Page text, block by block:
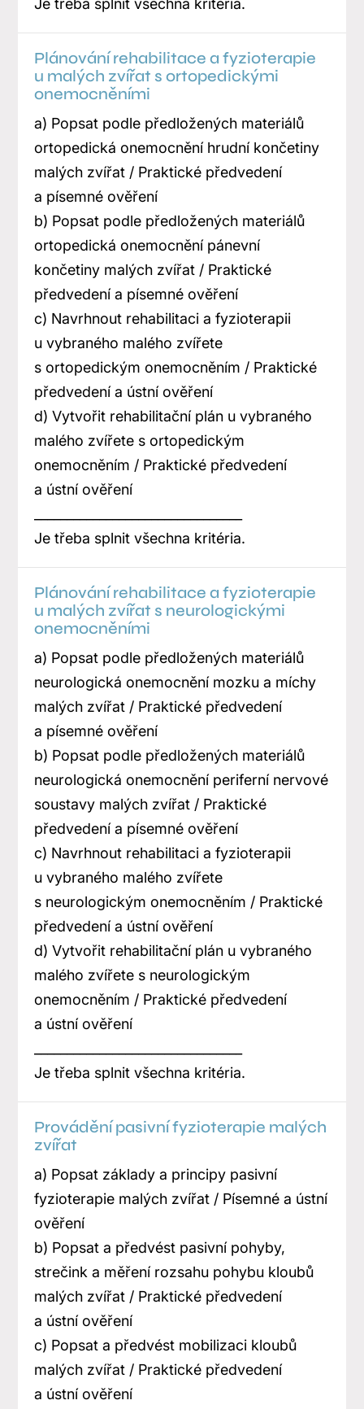
Je třeba splnit všechna kritéria.
Plánování rehabilitace a fyzioterapie
u malých zvířat s ortopedickými
onemocněními
a) Popsat podle předložených materiálů
ortopedická onemocnění hrudní končetiny
malých zvířat / Praktické předvedení
a písemné ověření
b) Popsat podle předložených materiálů
ortopedická onemocnění pánevní
končetiny malých zvířat / Praktické
předvedení a písemné ověření
c) Navrhnout rehabilitaci a fyzioterapii
u vybraného malého zvířete
s ortopedickým onemocněním / Praktické
předvedení a ústní ověření
d) Vytvořit rehabilitační plán u vybraného
malého zvířete s ortopedickým
onemocněním / Praktické předvedení
a ústní ověření
Je třeba splnit všechna kritéria.
Plánování rehabilitace a fyzioterapie
u malých zvířat s neurologickými
onemocněními
a) Popsat podle předložených materiálů
neurologická onemocnění mozku a míchy
malých zvířat / Praktické předvedení
a písemné ověření
b) Popsat podle předložených materiálů
neurologická onemocnění periferní nervové
soustavy malých zvířat / Praktické
předvedení a písemné ověření
c) Navrhnout rehabilitaci a fyzioterapii
u vybraného malého zvířete
s neurologickým onemocněním / Praktické
předvedení a ústní ověření
d) Vytvořit rehabilitační plán u vybraného
malého zvířete s neurologickým
onemocněním / Praktické předvedení
a ústní ověření
Je třeba splnit všechna kritéria.
Provádění pasivní fyzioterapie malých
zvířat
a) Popsat základy a principy pasivní
fyzioterapie malých zvířat / Písemné a ústní
ověření
b) Popsat a předvést pasivní pohyby,
strečink a měření rozsahu pohybu kloubů
malých zvířat / Praktické předvedení
a ústní ověření
c) Popsat a předvést mobilizaci kloubů
malých zvířat / Praktické předvedení
a ústní ověření